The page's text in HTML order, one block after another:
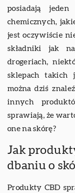
posiadają
chemicznych,
jest oczywiście
składniki jak
drogeriach,
sklepach
można dziś
innych
sprawiają, że
one na skórę?
Jak
dbaniu o
Produkty CBD